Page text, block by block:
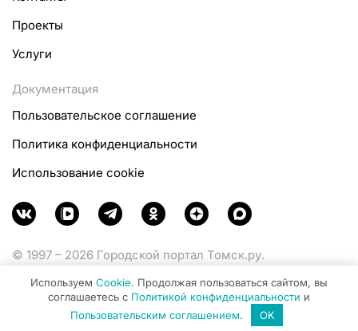
Проекты
Услуги
Документация
Пользовательское соглашение
Политика конфиденциальности
Использование cookie
© 1997 – 2026 Городской портал Томск.ру.
Министерства цифрового развития, связи и массовых
коммуникаций Российской Федерации.
Используем Cookie. Продолжая пользоваться сайтом, вы
соглашаетесь с Политикой конфиденциальности и
Пользовательским соглашением. OK